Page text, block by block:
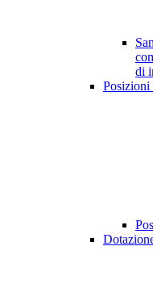
di
Posizioni